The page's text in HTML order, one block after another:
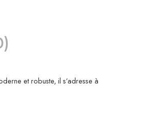
et robuste, il s’adresse à